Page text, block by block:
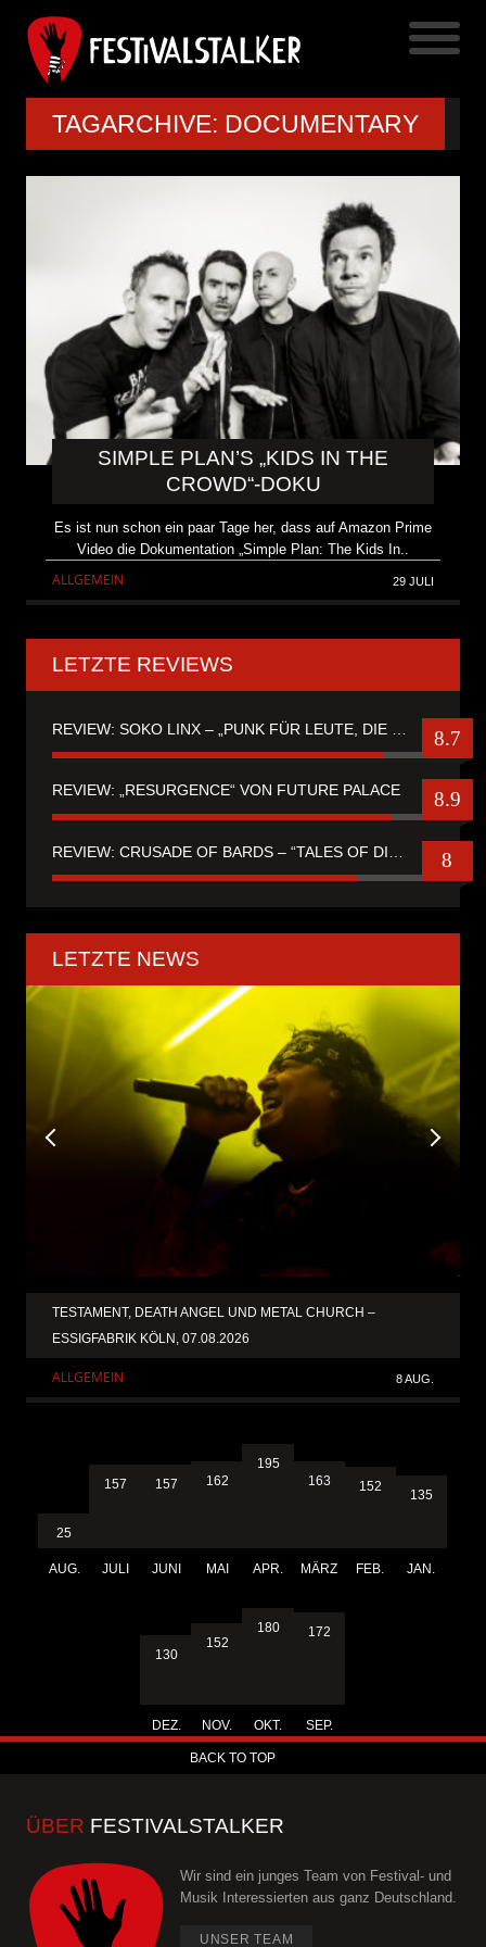
TAGARCHIVE: DOCUMENTARY
SIMPLE PLAN’S „KIDS IN THE
CROWD“-DOKU
Es ist nun schon ein paar Tage her, dass auf Amazon Prime
Video die Dokumentation „Simple Plan: The Kids In..
ALLGEMEIN 29 JULI
LETZTE REVIEWS
8.7
REVIEW: „RESURGENCE“ VON FUTURE PALACE 8.9
8
LETZTE NEWS
TESTAMENT, DEATH ANGEL UND METAL CHURCH –
ESSIGFABRIK KÖLN, 07.08.2026
ALLGEMEIN 8 AUG.
25
AUG.
157
JULI
157
JUNI
162
MAI
195
APR.
163
MÄRZ
152
FEB.
135
JAN.
130
DEZ.
152
NOV.
180
OKT.
172
SEP.
BACK TO TOP
ÜBER FESTIVALSTALKER
Wir sind ein junges Team von Festival- und
Musik Interessierten aus ganz Deutschland.
UNSER TEAM